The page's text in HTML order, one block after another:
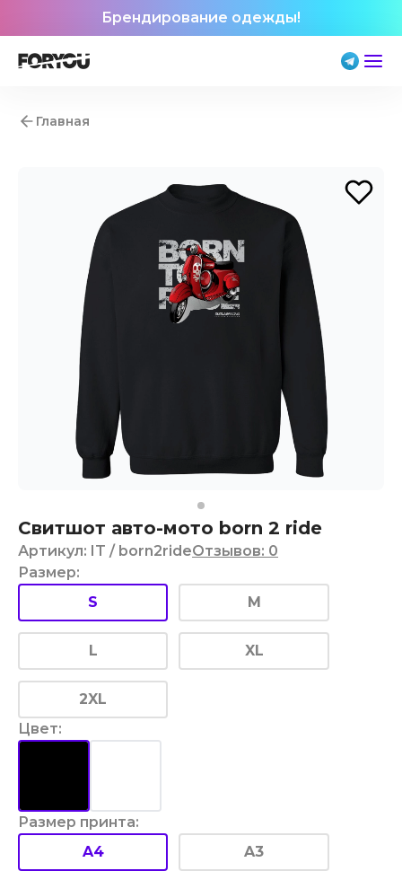
Брендирование одежды!
Главная
Свитшот авто-мото born 2 ride
Артикул: IT / born2rideОтзывов: 0
Размер:
S
M
L XL
2XL
Цвет:
Размер принта:
A4
A3